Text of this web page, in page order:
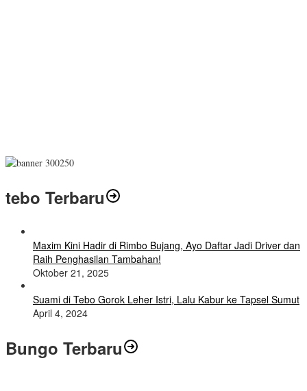
tebo Terbaru
Maxim Kini Hadir di Rimbo Bujang, Ayo Daftar Jadi Driver dan
Raih Penghasilan Tambahan!
Oktober 21, 2025
Suami di Tebo Gorok Leher Istri, Lalu Kabur ke Tapsel Sumut
April 4, 2024
Bungo Terbaru